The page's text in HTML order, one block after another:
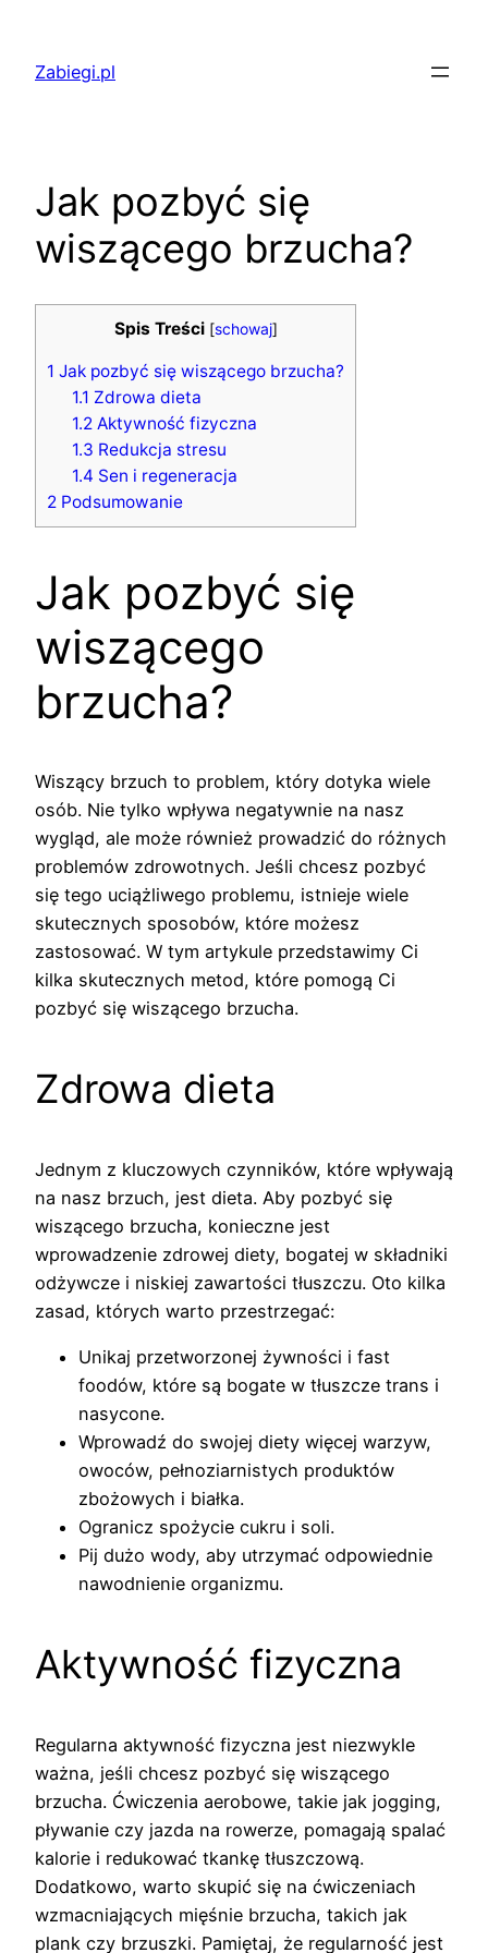
treściZabiegi.pl
Jak pozbyć się
wiszącego brzucha?
Spis Treści [schowaj]
1 Jak pozbyć się wiszącego brzucha?
1.1 Zdrowa dieta
1.2 Aktywność fizyczna
1.3 Redukcja stresu
1.4 Sen i regeneracja
2 Podsumowanie
Jak pozbyć się
wiszącego
brzucha?
Wiszący brzuch to problem, który dotyka wiele
osób. Nie tylko wpływa negatywnie na nasz
wygląd, ale może również prowadzić do różnych
problemów zdrowotnych. Jeśli chcesz pozbyć
się tego uciążliwego problemu, istnieje wiele
skutecznych sposobów, które możesz
zastosować. W tym artykule przedstawimy Ci
kilka skutecznych metod, które pomogą Ci
pozbyć się wiszącego brzucha.
Zdrowa dieta
Jednym z kluczowych czynników, które wpływają
na nasz brzuch, jest dieta. Aby pozbyć się
wiszącego brzucha, konieczne jest
wprowadzenie zdrowej diety, bogatej w składniki
odżywcze i niskiej zawartości tłuszczu. Oto kilka
zasad, których warto przestrzegać:
Unikaj przetworzonej żywności i fast
foodów, które są bogate w tłuszcze trans i
nasycone.
Wprowadź do swojej diety więcej warzyw,
owoców, pełnoziarnistych produktów
zbożowych i białka.
Ogranicz spożycie cukru i soli.
Pij dużo wody, aby utrzymać odpowiednie
nawodnienie organizmu.
Aktywność fizyczna
Regularna aktywność fizyczna jest niezwykle
ważna, jeśli chcesz pozbyć się wiszącego
brzucha. Ćwiczenia aerobowe, takie jak jogging,
pływanie czy jazda na rowerze, pomagają spalać
kalorie i redukować tkankę tłuszczową.
Dodatkowo, warto skupić się na ćwiczeniach
wzmacniających mięśnie brzucha, takich jak
plank czy brzuszki. Pamiętaj, że regularność jest